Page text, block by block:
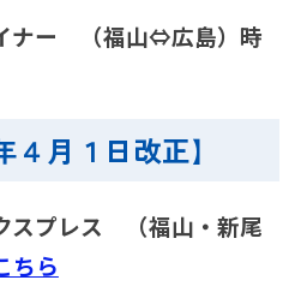
ー （福山⇔広島）時
４月１日改正】
プレス （福山・新尾
ちら